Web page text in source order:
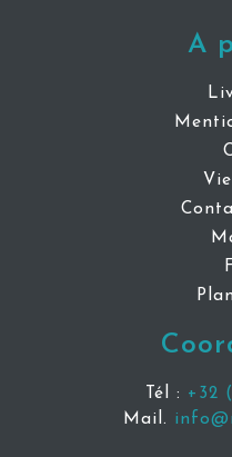
A
Tél : +32
Mail.